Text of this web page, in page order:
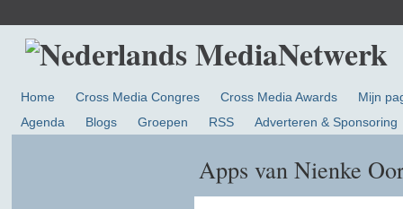
Home Cross Media Congres Cross Media Awards
Mijn
Agenda
Blogs Groepen RSS Adverteren & Sponsoring
Apps van Nienke